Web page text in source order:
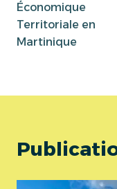
l’article
Économique
Territoriale en
Martinique